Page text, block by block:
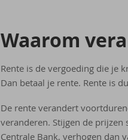
Waar­om
Rente is de vergoeding die je
Dan betaal je rente. Rente is
De rente verandert
veranderen. Stijgen de prijzen
Centrale Bank, verhogen dan